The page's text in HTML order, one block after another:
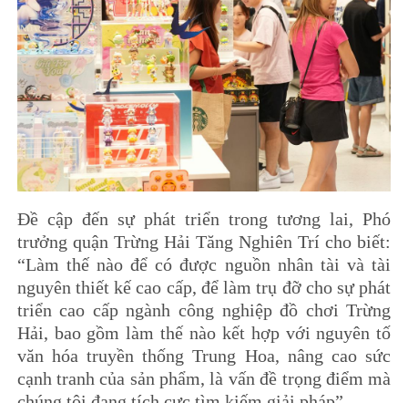
Đề cập đến sự phát triển trong tương lai, Phó
trưởng quận Trừng Hải Tăng Nghiên Trí cho biết:
“Làm thế nào để có được nguồn nhân tài và tài
nguyên thiết kế cao cấp, để làm trụ đỡ cho sự phát
triển cao cấp ngành công nghiệp đồ chơi Trừng
Hải, bao gồm làm thế nào kết hợp với nguyên tố
văn hóa truyền thống Trung Hoa, nâng cao sức
cạnh tranh của sản phẩm, là vấn đề trọng điểm mà